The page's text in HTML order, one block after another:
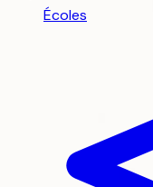
Écoles